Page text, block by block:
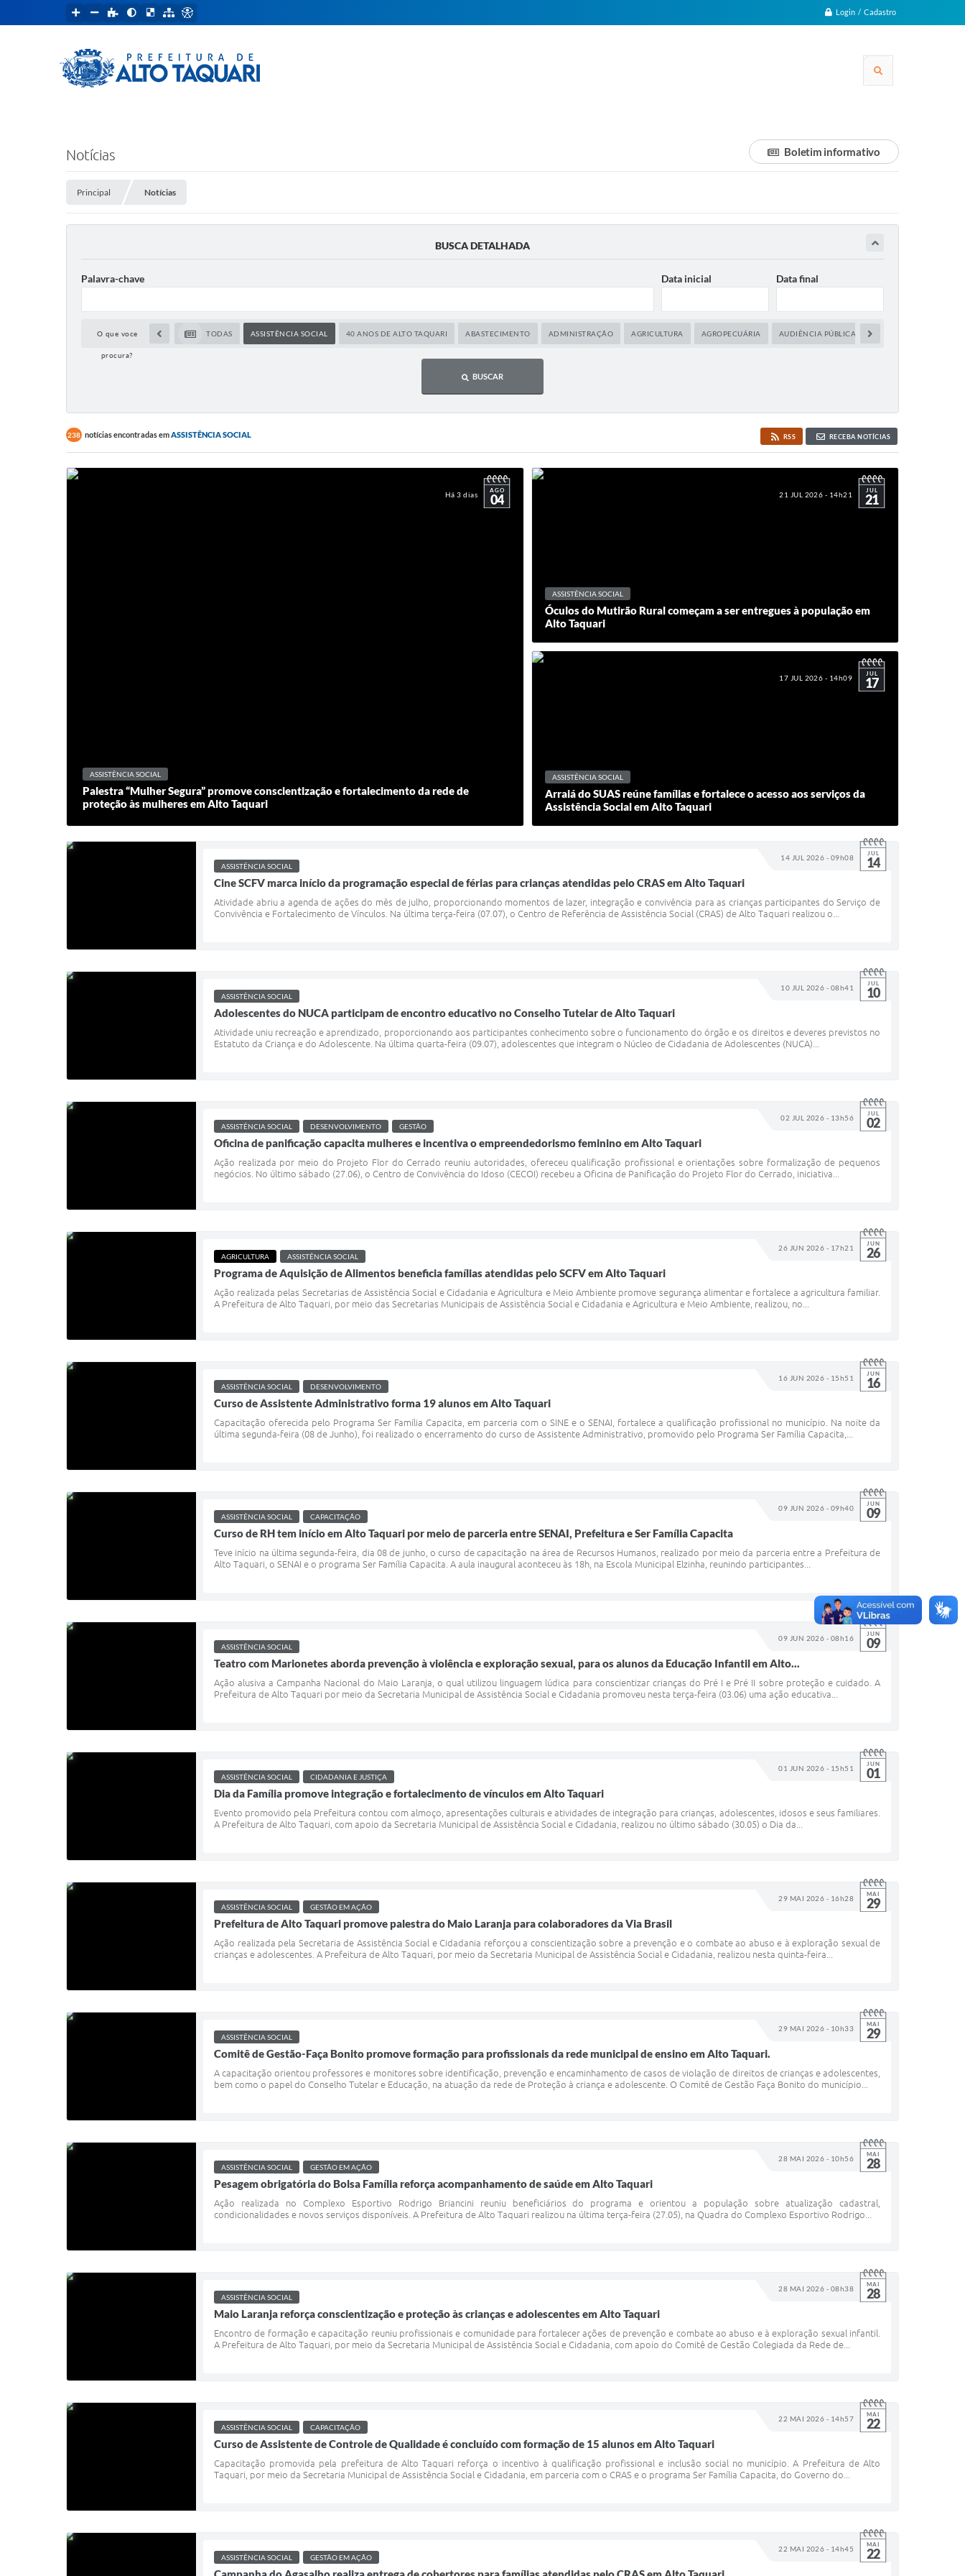
Login / Cadastro
Notícias Boletim informativo
Principal Notícias
BUSCA DETALHADA
Palavra-chave Data inicial Data final
O que voce
procura?
TODAS ASSISTÊNCIA SOCIAL 40 ANOS DE ALTO TAQUARI ABASTECIMENTO ADMINISTRAÇÃO AGRICULTURA AGROPECUÁRIA AUDIÊNCIA PÚBLICA
BUSCAR
238 notícias encontradas emASSISTÊNCIA SOCIAL RSS RECEBA NOTÍCIAS
Há 3 dias AGO
04
ASSISTÊNCIA SOCIAL
Palestra “Mulher Segura” promove conscientização e fortalecimento da rede de
proteção às mulheres em Alto Taquari
21 JUL 2026 - 14h21 JUL
21
ASSISTÊNCIA SOCIAL
Óculos do Mutirão Rural começam a ser entregues à população em
Alto Taquari
17 JUL 2026 - 14h09 JUL
17
ASSISTÊNCIA SOCIAL
Arraiá do SUAS reúne famílias e fortalece o acesso aos serviços da
Assistência Social em Alto Taquari
14 JUL 2026 - 09h08 JUL
14
ASSISTÊNCIA SOCIAL
Cine SCFV marca início da programação especial de férias para crianças atendidas pelo CRAS em Alto Taquari
Atividade abriu a agenda de ações do mês de julho, proporcionando momentos de lazer, integração e convivência para as crianças participantes do Serviço de
Convivência e Fortalecimento de Vínculos. Na última terça-feira (07.07), o Centro de Referência de Assistência Social (CRAS) de Alto Taquari realizou o...
10 JUL 2026 - 08h41 JUL
10
ASSISTÊNCIA SOCIAL
Adolescentes do NUCA participam de encontro educativo no Conselho Tutelar de Alto Taquari
Atividade uniu recreação e aprendizado, proporcionando aos participantes conhecimento sobre o funcionamento do órgão e os direitos e deveres previstos no
Estatuto da Criança e do Adolescente. Na última quarta-feira (09.07), adolescentes que integram o Núcleo de Cidadania de Adolescentes (NUCA)...
02 JUL 2026 - 13h56 JUL
02
ASSISTÊNCIA SOCIAL DESENVOLVIMENTO GESTÃO
Oficina de panificação capacita mulheres e incentiva o empreendedorismo feminino em Alto Taquari
Ação realizada por meio do Projeto Flor do Cerrado reuniu autoridades, ofereceu qualificação profissional e orientações sobre formalização de pequenos
negócios. No último sábado (27.06), o Centro de Convivência do Idoso (CECOI) recebeu a Oficina de Panificação do Projeto Flor do Cerrado, iniciativa...
26 JUN 2026 - 17h21 JUN
26
AGRICULTURA ASSISTÊNCIA SOCIAL
Programa de Aquisição de Alimentos beneficia famílias atendidas pelo SCFV em Alto Taquari
Ação realizada pelas Secretarias de Assistência Social e Cidadania e Agricultura e Meio Ambiente promove segurança alimentar e fortalece a agricultura familiar.
A Prefeitura de Alto Taquari, por meio das Secretarias Municipais de Assistência Social e Cidadania e Agricultura e Meio Ambiente, realizou, no...
16 JUN 2026 - 15h51 JUN
16
ASSISTÊNCIA SOCIAL DESENVOLVIMENTO
Curso de Assistente Administrativo forma 19 alunos em Alto Taquari
Capacitação oferecida pelo Programa Ser Família Capacita, em parceria com o SINE e o SENAI, fortalece a qualificação profissional no município. Na noite da
última segunda-feira (08 de Junho), foi realizado o encerramento do curso de Assistente Administrativo, promovido pelo Programa Ser Família Capacita,...
09 JUN 2026 - 09h40 JUN
09
ASSISTÊNCIA SOCIAL CAPACITAÇÃO
Curso de RH tem início em Alto Taquari por meio de parceria entre SENAI, Prefeitura e Ser Família Capacita
Teve início na última segunda-feira, dia 08 de junho, o curso de capacitação na área de Recursos Humanos, realizado por meio da parceria entre a Prefeitura de
Alto Taquari, o SENAI e o programa Ser Família Capacita. A aula inaugural aconteceu às 18h, na Escola Municipal Elzinha, reunindo participantes...
09 JUN 2026 - 08h16 JUN
09
ASSISTÊNCIA SOCIAL
Teatro com Marionetes aborda prevenção à violência e exploração sexual, para os alunos da Educação Infantil em Alto...
Ação alusiva a Campanha Nacional do Maio Laranja, o qual utilizou linguagem lúdica para conscientizar crianças do Pré I e Pré II sobre proteção e cuidado. A
Prefeitura de Alto Taquari por meio da Secretaria Municipal de Assistência Social e Cidadania promoveu nesta terça-feira (03.06) uma ação educativa...
01 JUN 2026 - 15h51 JUN
01
ASSISTÊNCIA SOCIAL CIDADANIA E JUSTIÇA
Dia da Família promove integração e fortalecimento de vínculos em Alto Taquari
Evento promovido pela Prefeitura contou com almoço, apresentações culturais e atividades de integração para crianças, adolescentes, idosos e seus familiares.
A Prefeitura de Alto Taquari, com apoio da Secretaria Municipal de Assistência Social e Cidadania, realizou no último sábado (30.05) o Dia da...
29 MAI 2026 - 16h28 MAI
29
ASSISTÊNCIA SOCIAL GESTÃO EM AÇÃO
Prefeitura de Alto Taquari promove palestra do Maio Laranja para colaboradores da Via Brasil
Ação realizada pela Secretaria de Assistência Social e Cidadania reforçou a conscientização sobre a prevenção e o combate ao abuso e à exploração sexual de
crianças e adolescentes. A Prefeitura de Alto Taquari, por meio da Secretaria Municipal de Assistência Social e Cidadania, realizou nesta quinta-feira...
29 MAI 2026 - 10h33 MAI
29
ASSISTÊNCIA SOCIAL
Comitê de Gestão-Faça Bonito promove formação para profissionais da rede municipal de ensino em Alto Taquari.
A capacitação orientou professores e monitores sobre identificação, prevenção e encaminhamento de casos de violação de direitos de crianças e adolescentes,
bem como o papel do Conselho Tutelar e Educação, na atuação da rede de Proteção à criança e adolescente. O Comitê de Gestão Faça Bonito do município...
28 MAI 2026 - 10h56 MAI
28
ASSISTÊNCIA SOCIAL GESTÃO EM AÇÃO
Pesagem obrigatória do Bolsa Família reforça acompanhamento de saúde em Alto Taquari
Ação realizada no Complexo Esportivo Rodrigo Briancini reuniu beneficiários do programa e orientou a população sobre atualização cadastral,
condicionalidades e novos serviços disponíveis. A Prefeitura de Alto Taquari realizou na última terça-feira (27.05), na Quadra do Complexo Esportivo Rodrigo...
28 MAI 2026 - 08h38 MAI
28
ASSISTÊNCIA SOCIAL
Maio Laranja reforça conscientização e proteção às crianças e adolescentes em Alto Taquari
Encontro de formação e capacitação reuniu profissionais e comunidade para fortalecer ações de prevenção e combate ao abuso e à exploração sexual infantil.
A Prefeitura de Alto Taquari, por meio da Secretaria Municipal de Assistência Social e Cidadania, com apoio do Comitê de Gestão Colegiada da Rede de...
22 MAI 2026 - 14h57 MAI
22
ASSISTÊNCIA SOCIAL CAPACITAÇÃO
Curso de Assistente de Controle de Qualidade é concluído com formação de 15 alunos em Alto Taquari
Capacitação promovida pela prefeitura de Alto Taquari reforça o incentivo à qualificação profissional e inclusão social no município. A Prefeitura de Alto
Taquari, por meio da Secretaria Municipal de Assistência Social e Cidadania, em parceria com o CRAS e o programa Ser Família Capacita, do Governo do...
22 MAI 2026 - 14h45 MAI
22
ASSISTÊNCIA SOCIAL GESTÃO EM AÇÃO